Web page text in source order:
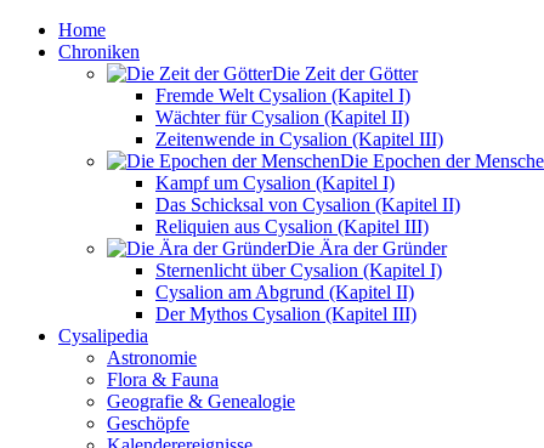
Home
Chroniken
Die Zeit der Götter
Fremde Welt Cysalion (Kapitel I)
Wächter für Cysalion (Kapitel II)
Zeitenwende in Cysalion (Kapitel III)
Die Epochen der
Kampf um Cysalion (Kapitel I)
Das Schicksal von Cysalion (Kapitel II)
Reliquien aus Cysalion (Kapitel III)
Die Ära der Gründer
Sternenlicht über Cysalion (Kapitel I)
Cysalion am Abgrund (Kapitel II)
Der Mythos Cysalion (Kapitel III)
Cysalipedia
Astronomie
Flora & Fauna
Geografie & Genealogie
Geschöpfe